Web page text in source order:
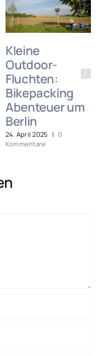
Kleine
Outdoor-
Fluchten:
Bikepacking
Abenteuer um
Berlin
24. April 2025 | 0
Kommentare